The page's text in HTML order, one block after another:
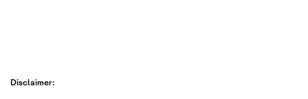
Disclaimer: